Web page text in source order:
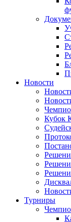
Новости
Кубок
Турниры